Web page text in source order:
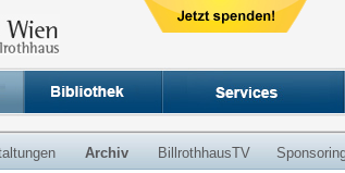
Archiv BillrothhausTV